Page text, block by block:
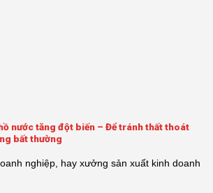
nước tăng đột biến – Để tránh thất thoát
bất thường
nghiệp, hay xưởng sản xuất kinh doanh